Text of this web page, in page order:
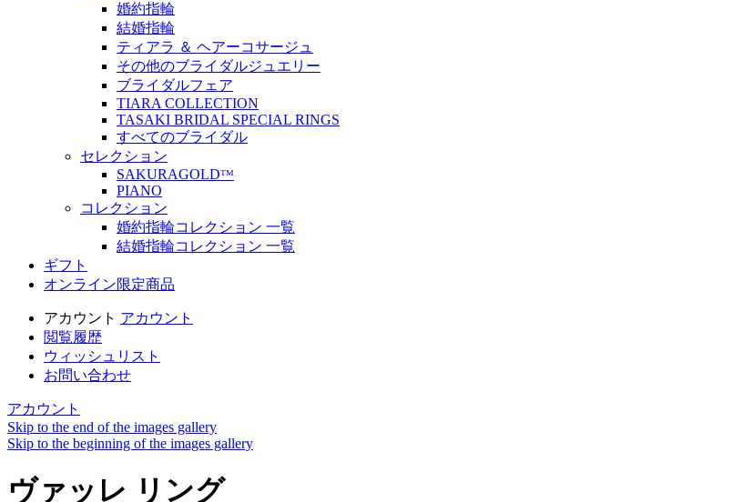
婚約指輪
結婚指輪
ティアラ ＆ ヘアーコサージュ
その他のブライダルジュエリー
ブライダルフェア
TIARA COLLECTION
TASAKI BRIDAL SPECIAL RINGS
すべてのブライダル
セレクション
SAKURAGOLDᵀᴹ
PIANO
コレクション
婚約指輪コレクション 一覧
結婚指輪コレクション 一覧
ギフト
オンライン限定商品
アカウント アカウント
閲覧履歴
ウィッシュリスト
お問い合わせ
アカウント
Skip to the end of the images gallery
Skip to the beginning of the images gallery
ヴァッレ リング